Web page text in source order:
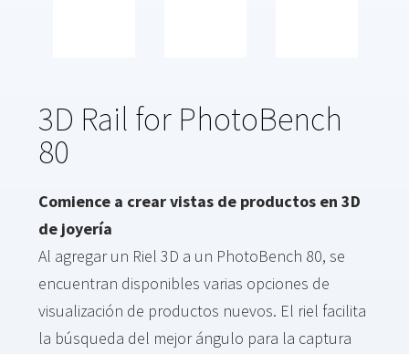
3D Rail for PhotoBench
80
Comience a crear vistas de productos en 3D
de joyería
Al agregar un Riel 3D a un PhotoBench 80, se
encuentran disponibles varias opciones de
visualización de productos nuevos. El riel facilita
la búsqueda del mejor ángulo para la captura